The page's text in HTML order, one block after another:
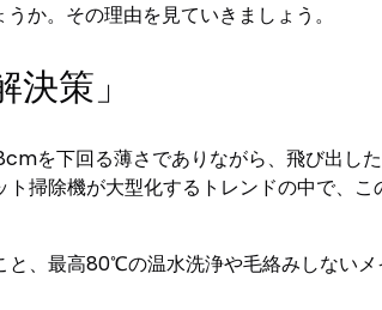
か。その理由を見ていきましょう。
策」
を下回る薄さでありながら、飛び出し
掃除機が大型化するトレンドの中で、
、最高80℃の温水洗浄や毛絡みしない